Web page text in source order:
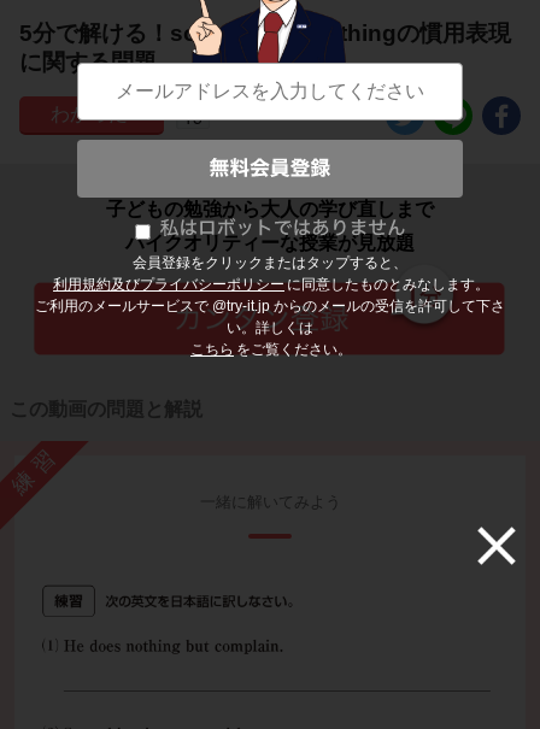
会員登録をクリックまたはタップすると、
利用規約及びプライバシーポリシーに同意したものとみなします。
ご利用のメールサービスで @try-it.jp からのメールの受信を許可して下さ
い。詳しくは
こちら をご覧ください。
5分で解ける！something／nothingの慣用表現
に関する問題
15
子どもの勉強から大人の学び直しまで
ハイクオリティーな授業が見放題
この動画の問題と解説
練習
一緒に解いてみよう